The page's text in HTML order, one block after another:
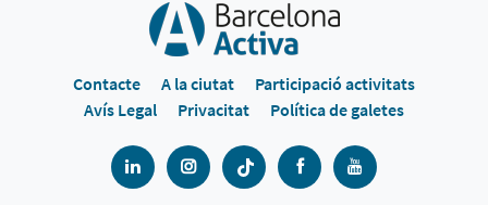
Contacte A la ciutat
Participació activitats
Avís Legal
Privacitat Política de galetes